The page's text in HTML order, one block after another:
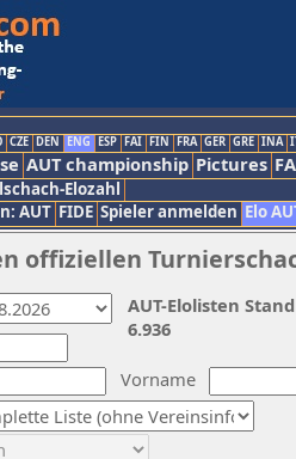
CZE DEN ENG ESP FAI FIN FRA GER GRE INA
AUT championship Pictures
Elozahl
AUT FIDE Spieler anmelden Elo
offiziellen
Vorname
AUT-Elolisten
6.936